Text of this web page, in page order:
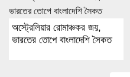
অস্ট্রেলিয়ার রোমাঞ্চকর জয়,
ভারতের তোপে বাংলাদেশি সৈকত